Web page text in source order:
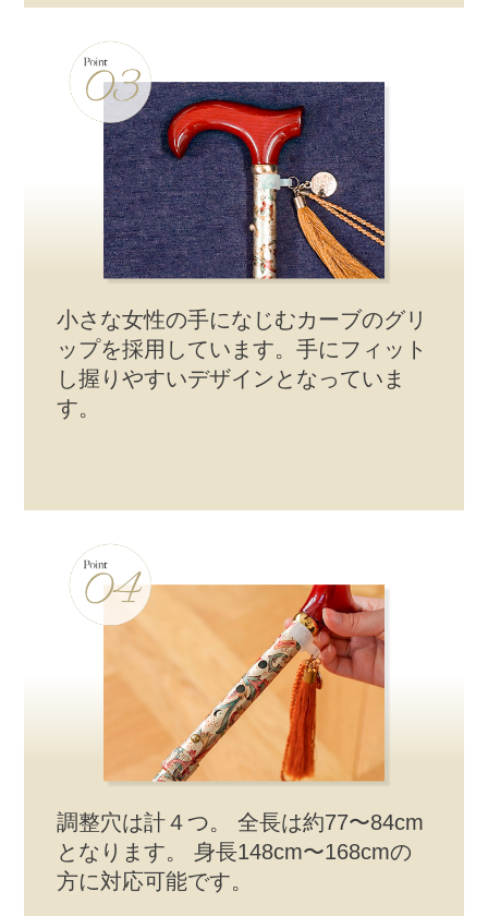
小さな女性の手になじむカーブのグリ
ップを採用しています。手にフィット
し握りやすいデザインとなっていま
す。
調整穴は計４つ。 全長は約77〜84cm
となります。 身長148cm〜168cmの
方に対応可能です。